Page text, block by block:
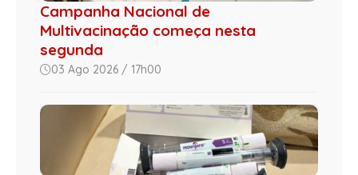
Campanha Nacional de
Multivacinação começa nesta
segunda
03 Ago 2026 / 17h00